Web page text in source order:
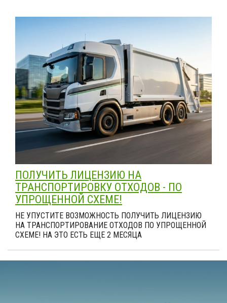
ПОЛУЧИТЬ ЛИЦЕНЗИЮ НА
ТРАНСПОРТИРОВКУ ОТХОДОВ - ПО
УПРОЩЕННОЙ СХЕМЕ!
НЕ УПУСТИТЕ ВОЗМОЖНОСТЬ ПОЛУЧИТЬ ЛИЦЕНЗИЮ
НА ТРАНСПОРТИРОВАНИЕ ОТХОДОВ ПО УПРОЩЕННОЙ
СХЕМЕ! НА ЭТО ЕСТЬ ЕЩЕ 2 МЕСЯЦА